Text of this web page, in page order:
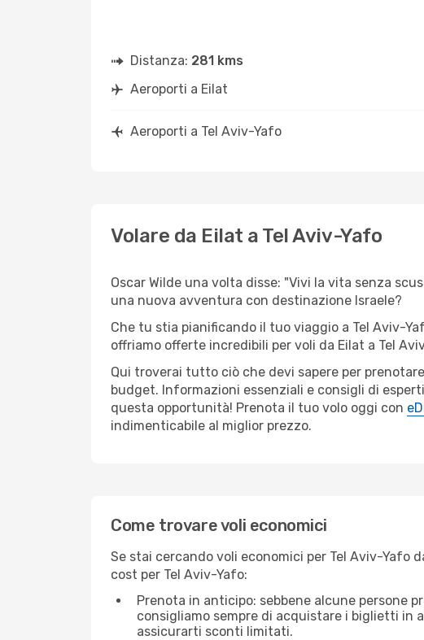
Distanza: 281 kms
Aeroporti a Eilat
Aeroporti a Tel Aviv-Yafo
Volare da Eilat a Tel Aviv-Yafo
Oscar Wilde una volta disse: "Vivi la vita senza
una nuova avventura con destinazione Israele?
Che tu stia pianificando il tuo viaggio a Tel Aviv-
offriamo offerte incredibili per voli da Eilat a Tel
Qui troverai tutto ciò che devi sapere per
budget. Informazioni essenziali e consigli di
questa opportunità! Prenota il tuo volo oggi con
indimenticabile al miglior prezzo.
Come trovare voli economici
Se stai cercando voli economici per Tel Aviv-Yafo
cost per Tel Aviv-Yafo:
Prenota in anticipo: sebbene alcune persone
consigliamo sempre di acquistare i biglietti in
assicurarti sconti limitati.